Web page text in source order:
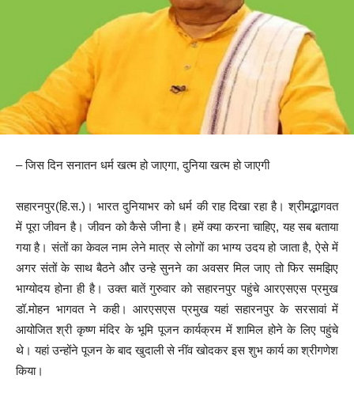
– जिस दिन सनातन धर्म खत्म हो जाएगा, दुनिया खत्म हो जाएगी
सहारनपुर(हि.स.)। भारत दुनियाभर को धर्म की राह दिखा रहा है। श्रीमद्भागवत
में पूरा जीवन है। जीवन को कैसे जीना है। हमें क्या करना चाहिए, यह सब बताया
गया है। संतों का केवल नाम लेने मात्र से लोगों का भाग्य उदय हो जाता है, ऐसे में
अगर संतों के साथ बैठने और उन्हे सुनने का अवसर मिल जाए तो फिर समझिए
भाग्योदय होना ही है। उक्त बातें गुरुवार को सहारनपुर पहुंचे आरएसएस प्रमुख
डॉ.मोहन भागवत ने कही। आरएसएस प्रमुख यहां सहारनपुर के सरसावां में
आयोजित श्री कृष्ण मंदिर के भूमि पूजन कार्यक्रम में शामिल होने के लिए पहुंचे
थे। यहां उन्होंने पूजन के बाद खुदाली से नींव खोदकर इस शुभ कार्य का श्रीगणेश
किया।